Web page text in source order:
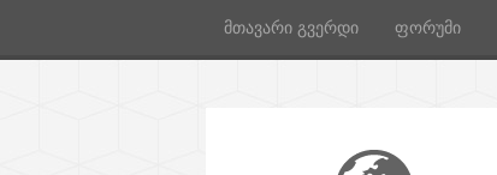
მთავარი გვერდი ფორუმი